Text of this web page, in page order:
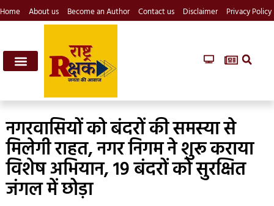
Home About us Become an Author Contact us Disclaimer Privacy Policy
नगरवासियों को बंदरों की समस्या से
मिलेगी राहत, नगर निगम ने शुरू कराया
विशेष अभियान, 19 बंदरों को सुरक्षित
जंगल में छोड़ा